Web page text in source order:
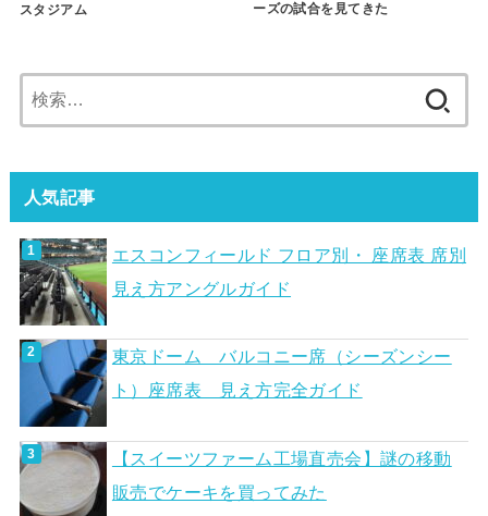
スタジアム
ーズの試合を見てきた
索:
人気記事
エスコンフィールド フロア別・ 座席表 席別
見え方アングルガイド
東京ドーム バルコニー席（シーズンシー
ト）座席表 見え方完全ガイド
【スイーツファーム工場直売会】謎の移動
販売でケーキを買ってみた